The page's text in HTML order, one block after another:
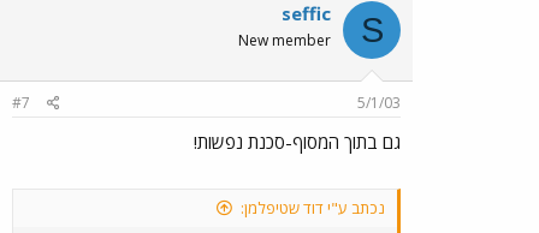
S
seffic
New member
5/1/03
#7
גם בתוך המסוף-סכנת נפשות!
נכתב ע"י דוד שטיפלמן: